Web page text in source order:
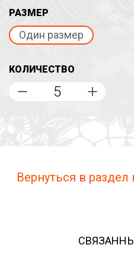
РАЗМЕР
Один размер
КОЛИЧЕСТВО
Вернуться в раздел